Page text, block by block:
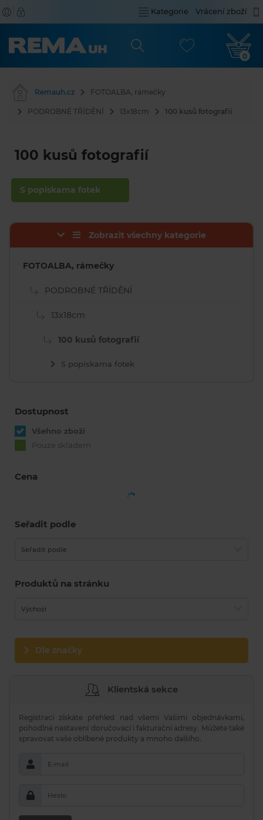
Kategorie Vrácení zboží
0
Remauh.cz FOTOALBA, rámečky
PODROBNÉ TŘÍDĚNÍ 13x18cm 100 kusů fotografií
100 kusů fotografií
S popiskama fotek
Zobrazit všechny kategorie
FOTOALBA, rámečky
PODROBNÉ TŘÍDĚNÍ
13x18cm
100 kusů fotografií
S popiskama fotek
Dostupnost
Všehno zboží
Pouze skladem
Cena
Seřadit podle
Seřadit podle
Produktů na stránku
Výchozí
Dle značky
Klientská sekce
Registrací získáte přehled nad všemi Vašimi objednávkami,
pohodlné nastavení doručovací i fakturační adresy. Můžete také
spravovat vaše oblíbené produkty a mnoho dalšího.
E-mail
Heslo